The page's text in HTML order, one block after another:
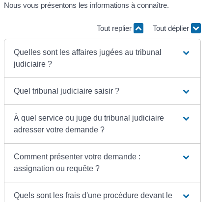
Nous vous présentons les informations à connaître.
Tout replier Tout déplier
Quelles sont les affaires jugées au tribunal
judiciaire ?
Quel tribunal judiciaire saisir ?
À quel service ou juge du tribunal judiciaire
adresser votre demande ?
Comment présenter votre demande :
assignation ou requête ?
Quels sont les frais d'une procédure devant le